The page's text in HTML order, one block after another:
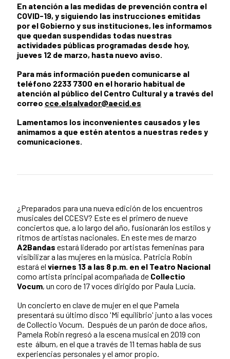
En atención a las medidas de prevención contra el
COVID-19, y siguiendo las instrucciones emitidas
por el Gobierno y sus instituciones, les informamos
que quedan suspendidas todas nuestras
actividades públicas programadas desde hoy,
jueves 12 de marzo, hasta nuevo aviso.
Para más información pueden comunicarse al
teléfono 2233 7300 en el horario habitual de
atención al público del Centro Cultural y a través del
correo cce.elsalvador@aecid.es
Lamentamos los inconvenientes causados y les
animamos a que estén atentos a nuestras redes y
comunicaciones.
¿Preparados para una nueva edición de los encuentros
musicales del CCESV? Este es el primero de nueve
conciertos que, a lo largo del año, fusionarán los estilos y
ritmos de artistas nacionales. En este mes de marzo
A2Bandas estará liderado por artistas femeninas para
visibilizar a las mujeres en la música. Patricia Robin
estará el viernes 13 a las 8 p.m. en el Teatro Nacional
como artista principal acompañada de Collectio
Vocum, un coro de 17 voces dirigido por Paula Lucía.
Un concierto en clave de mujer en el que Pamela
presentará su último disco 'Mi equilibrio' junto a las voces
de Collectio Vocum. Después de un parón de doce años,
Pamela Robin regresó a la escena musical en 2019 con
este álbum, en el que a través de 11 temas habla de sus
experiencias personales y el amor propio.